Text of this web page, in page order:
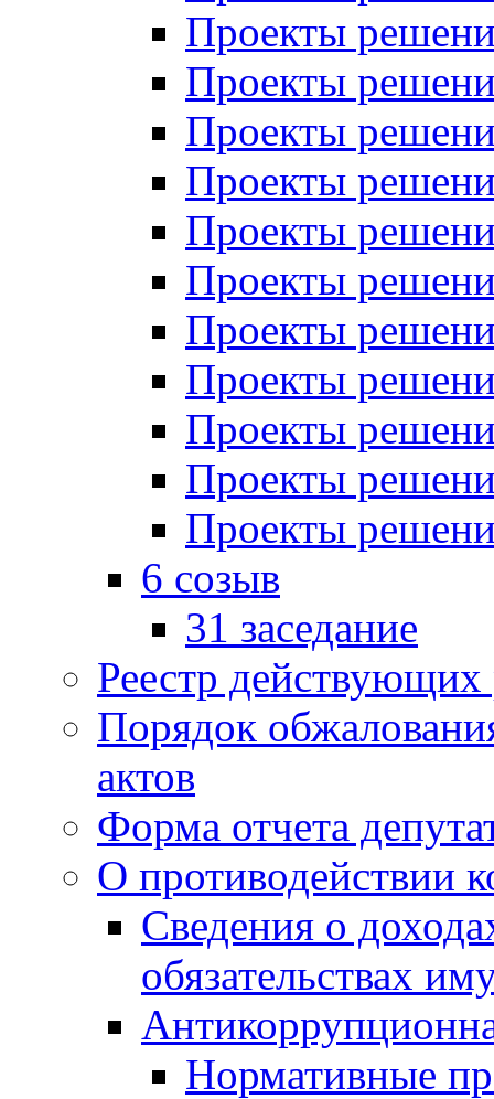
Проекты
Проекты
Проекты
Проекты
Проекты
Проекты
Проекты
Проекты
Проекты
Проекты
Проекты
6 созыв
31 заседание
Реестр
Порядок
актов
Форма отчета
О противодействии
Сведения о
обязательствах
Нормативные